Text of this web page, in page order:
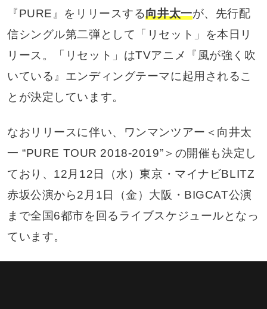
『PURE』をリリースする向井太一が、先行配
信シングル第二弾として「リセット」を本日リ
リース。「リセット」はTVアニメ『風が強く吹
いている』エンディングテーマに起用されるこ
とが決定しています。
なおリリースに伴い、ワンマンツアー＜向井太
一 “PURE TOUR 2018-2019”＞の開催も決定し
ており、12月12日（水）東京・マイナビBLITZ
赤坂公演から2月1日（金）大阪・BIGCAT公演
まで全国6都市を回るライブスケジュールとなっ
ています。